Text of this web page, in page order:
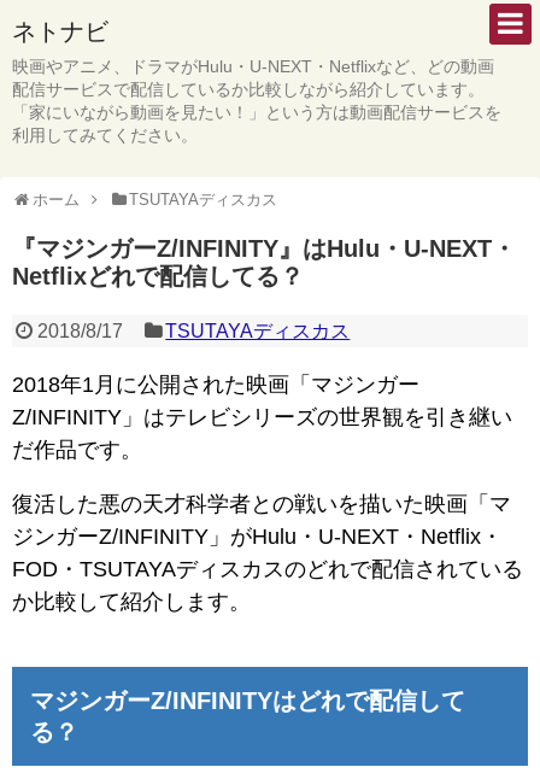
ネトナビ
映画やアニメ、ドラマがHulu・U-NEXT・Netflixなど、どの動画
配信サービスで配信しているか比較しながら紹介しています。
「家にいながら動画を見たい！」という方は動画配信サービスを
利用してみてください。
ホーム TSUTAYAディスカス
『マジンガーZ/INFINITY』はHulu・U-NEXT・
Netflixどれで配信してる？
2018/8/17 TSUTAYAディスカス
2018年1月に公開された映画「マジンガー
Z/INFINITY」はテレビシリーズの世界観を引き継い
だ作品です。
復活した悪の天才科学者との戦いを描いた映画「マ
ジンガーZ/INFINITY」がHulu・U-NEXT・Netflix・
FOD・TSUTAYAディスカスのどれで配信されている
か比較して紹介します。
マジンガーZ/INFINITYはどれで配信して
る？